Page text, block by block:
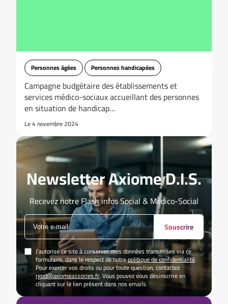
Personnes âgées Personnes handicapées
Campagne budgétaire des établissements et
services médico-sociaux accueillant des personnes
en situation de handicap…
Le 4 novembre 2024
Newsletter Axiome D.I.S.
Recevez notre Flash infos Social & Médico-Social
Souscrire
J'autorise ce site à conserver mes données transmises via ce
formulaire, dans le respect de notrepolitique de confidentialité.
Pour exercer vos droits ou pour toute question, contactez
rgpd@axiomeassocies.fr. Vous pouvez vous désinscrire en
cliquant sur le lien présent dans nos emails.